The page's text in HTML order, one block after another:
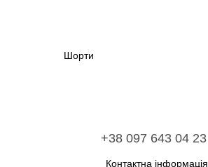
Шорти
+38 097 643 04 23
Контактна інформація